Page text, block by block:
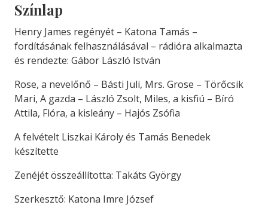
Színlap
Henry James regényét – Katona Tamás –
fordításának felhasználásával – rádióra alkalmazta
és rendezte: Gábor László István
Rose, a nevelőnő – Básti Juli, Mrs. Grose – Törőcsik
Mari, A gazda – László Zsolt, Miles, a kisfiú – Bíró
Attila, Flóra, a kisleány – Hajós Zsófia
A felvételt Liszkai Károly és Tamás Benedek
készítette
Zenéjét összeállította: Takáts György
Szerkesztő: Katona Imre József